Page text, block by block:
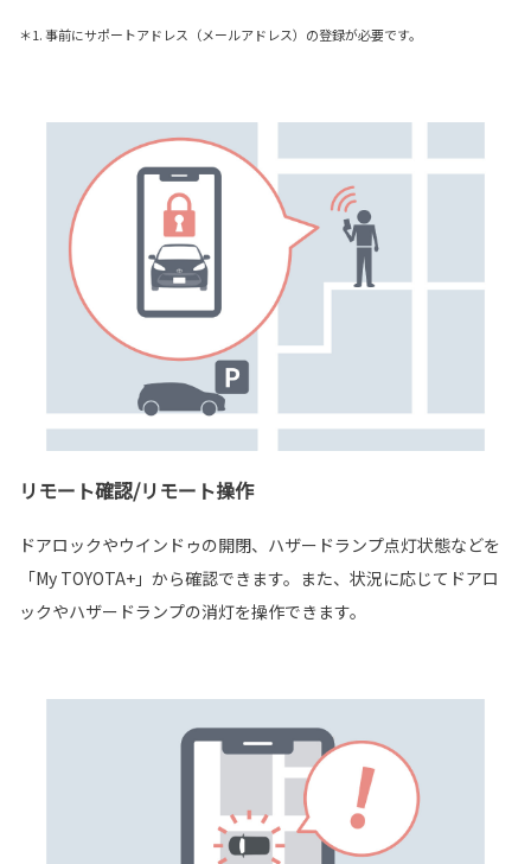
＊1. 事前にサポートアドレス（メールアドレス）の登録が必要です。
リモート確認/リモート操作
ドアロックやウインドゥの開閉、ハザードランプ点灯状態などを
「My TOYOTA+」から確認できます。また、状況に応じてドアロ
ックやハザードランプの消灯を操作できます。